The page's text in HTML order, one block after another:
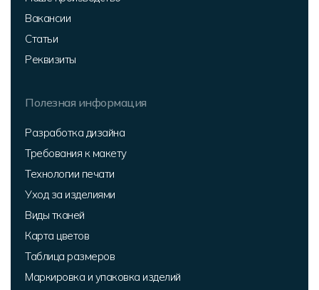
Вакансии
Статьи
Реквизиты
Полезная информация
Разработка дизайна
Требования к макету
Технологии печати
Уход за изделиями
Виды тканей
Карта цветов
Таблица размеров
Маркировка и упаковка изделий